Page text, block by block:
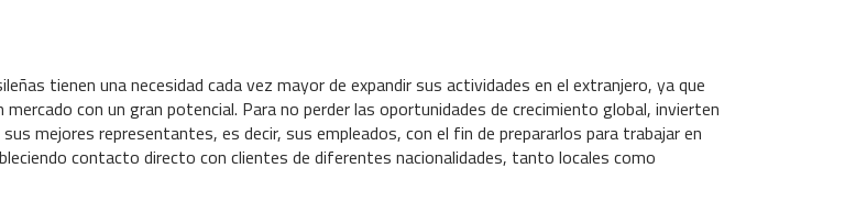
tienen una necesidad cada vez mayor de expandir sus actividades en el extranjero, ya que
con un gran potencial. Para no perder las oportunidades de crecimiento global, invierten
mejores representantes, es decir, sus empleados, con el fin de prepararlos para trabajar en
contacto directo con clientes de diferentes nacionalidades, tanto locales como